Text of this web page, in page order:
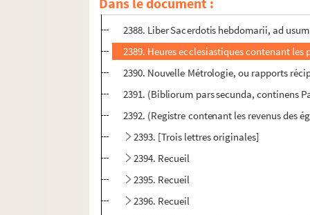
2387. Ordo processionum Fraternitatis ad
2388. Liber Sacerdotis hebdomarii, ad
2389. Heures ecclesiastiques contenant
2390. Nouvelle Métrologie, ou rapports
2391. (Bibliorum pars secunda, continens
2392. (Registre contenant les revenus des
2393. [Trois lettres originales]
2394. Recueil
2395. Recueil
2396. Recueil